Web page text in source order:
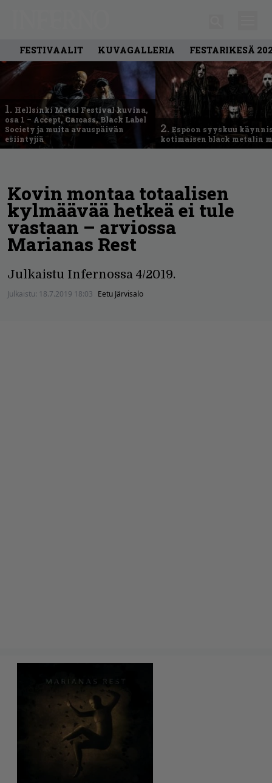
FESTIVAALIT KUVAGALLERIA FESTARIKESÄ
1. Hellsinki Metal Festival kuvina,
osa 1 – Accept, Carcass, Black Label
Society ja muita avauspäivän
esiintyjiä
2. Espoon syyskuu
kotimaisen black metalin
Kovin montaa totaalisen
kylmäävää hetkeä ei tule
vastaan – arviossa
Marianas Rest
Julkaistu Infernossa 4/2019.
Julkaistu: 18.7.2019 18:03 Eetu Järvisalo